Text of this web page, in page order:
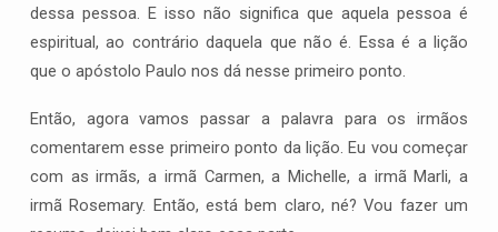
dessa pessoa. E isso não significa que aquela pessoa é
espiritual, ao contrário daquela que não é. Essa é a lição
que o apóstolo Paulo nos dá nesse primeiro ponto.
Então, agora vamos passar a palavra para os irmãos
comentarem esse primeiro ponto da lição. Eu vou começar
com as irmãs, a irmã Carmen, a Michelle, a irmã Marli, a
irmã Rosemary. Então, está bem claro, né? Vou fazer um